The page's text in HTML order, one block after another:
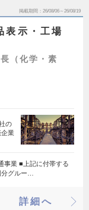
掲載期間 26/08/06～26/08/19
表示・工場
（化学・素
の
企業
事業 ■上記に付帯する
グルー…
詳細へ